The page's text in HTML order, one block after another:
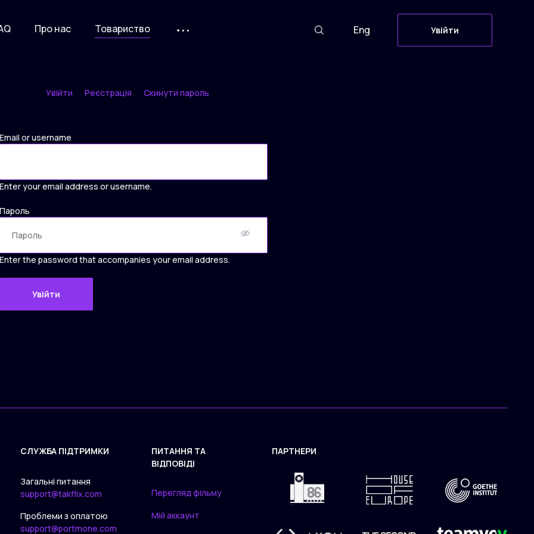
Про нас Товариство Eng Увійти
Увійти Реєстрація Скинути пароль
Email or username
Enter your email address or username.
Пароль
Enter the password that accompanies your email address.
Увійти
СЛУЖБА ПІДТРИМКИ
Загальні питання
support@takflix.com
Проблеми з оплатою
support@portmone.com
ПИТАННЯ ТА
ВІДПОВІДІ
Перегляд фільму
Мій аккаунт
ПАРТНЕРИ